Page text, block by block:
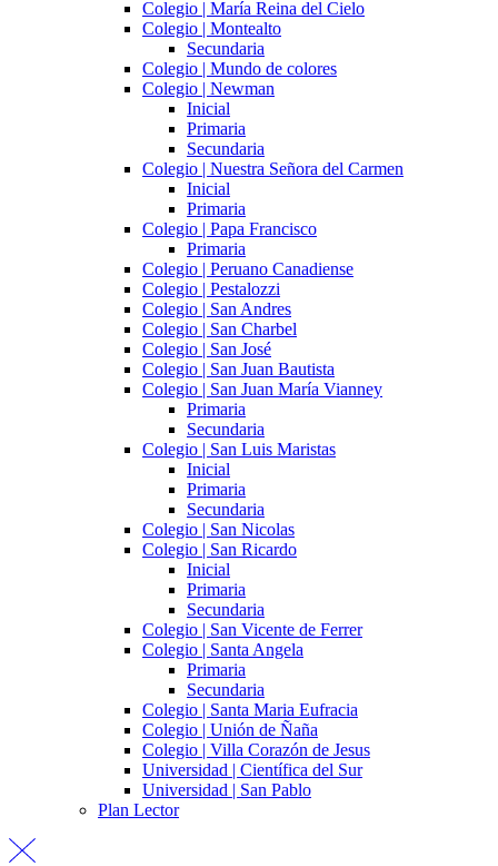
Colegio | María Reina del Cielo
Colegio | Montealto
Secundaria
Colegio | Mundo de colores
Colegio | Newman
Inicial
Primaria
Secundaria
Colegio | Nuestra Señora del Carmen
Inicial
Primaria
Colegio | Papa Francisco
Primaria
Colegio | Peruano Canadiense
Colegio | Pestalozzi
Colegio | San Andres
Colegio | San Charbel
Colegio | San José
Colegio | San Juan Bautista
Colegio | San Juan María Vianney
Primaria
Secundaria
Colegio | San Luis Maristas
Inicial
Primaria
Secundaria
Colegio | San Nicolas
Colegio | San Ricardo
Inicial
Primaria
Secundaria
Colegio | San Vicente de Ferrer
Colegio | Santa Angela
Primaria
Secundaria
Colegio | Santa Maria Eufracia
Colegio | Unión de Ñaña
Colegio | Villa Corazón de Jesus
Universidad | Científica del Sur
Universidad | San Pablo
Plan Lector